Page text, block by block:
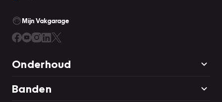
Mijn Vakgarage
Onderhoud
Banden